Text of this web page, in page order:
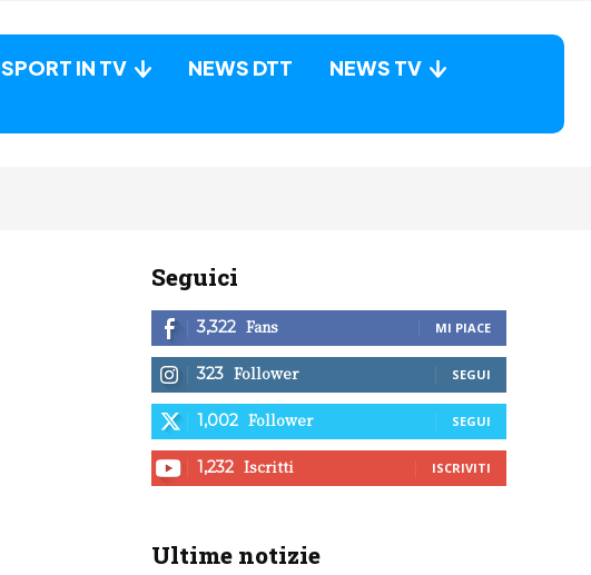
SPORT IN TV NEWS DTT
NEWS TV
Seguici
3,322 Fans MI PIACE
323 Follower SEGUI
1,002 Follower SEGUI
1,232 Iscritti ISCRIVITI
Ultime notizie